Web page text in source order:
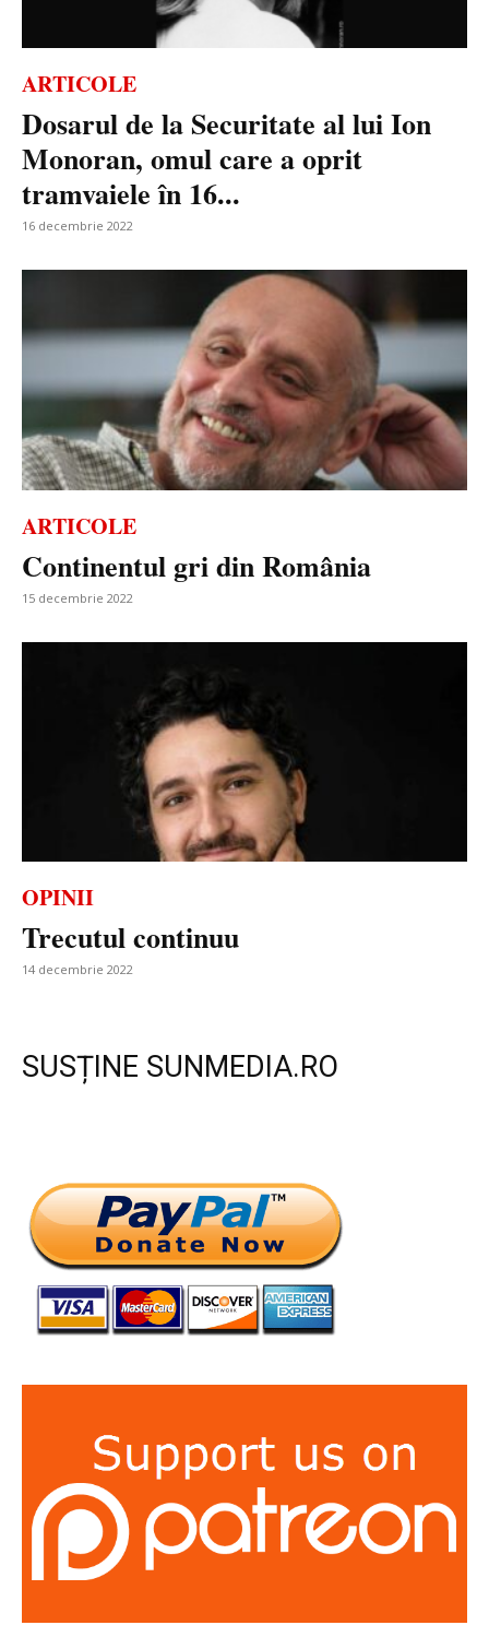
ARTICOLE
Dosarul de la Securitate al lui Ion
Monoran, omul care a oprit
tramvaiele în 16...
16 decembrie 2022
ARTICOLE
Continentul gri din România
15 decembrie 2022
OPINII
Trecutul continuu
14 decembrie 2022
SUSȚINE SUNMEDIA.RO